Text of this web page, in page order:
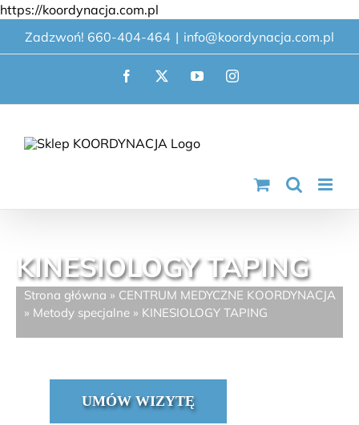
https://koordynacja.com.pl
do
zawartości
Zadzwoń! 660-404-464 | info@koordynacja.com.pl
Facebook
X YouTubeInstagram
KINESIOLOGY TAPING
Strona główna » CENTRUM MEDYCZNE KOORDYNACJA
» Metody specjalne» KINESIOLOGY TAPING
UMÓW WIZYTĘ